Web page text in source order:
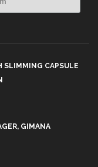
SLIMMING CAPSULE
GIMANA